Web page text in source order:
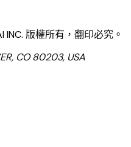
INC. 版權所有，翻印必究。
CO 80203, USA